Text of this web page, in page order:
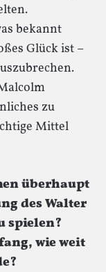
bekannt
Glück ist –
zu
Mittel
überhaupt
des Walter
spielen?
wie weit